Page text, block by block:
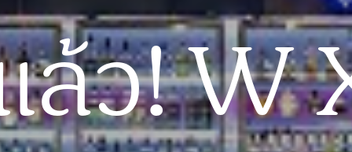
ล้ว! W